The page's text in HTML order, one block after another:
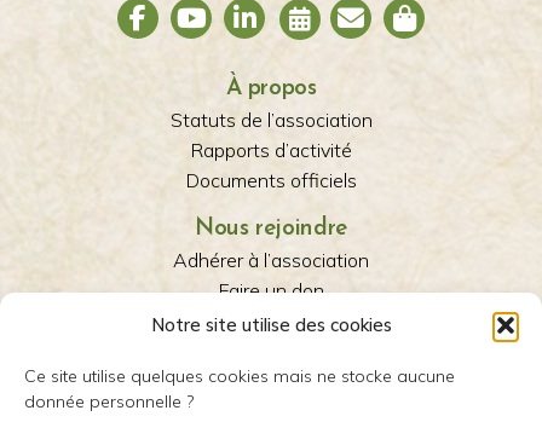
Notre site utilise des cookies
Ce site utilise quelques cookies mais ne stocke aucune
donnée personnelle ?
À propos
Statuts de l’association
Rapports d’activité
Documents officiels
Nous rejoindre
Adhérer à l’association
Faire un don
Recrutement
Avec nous